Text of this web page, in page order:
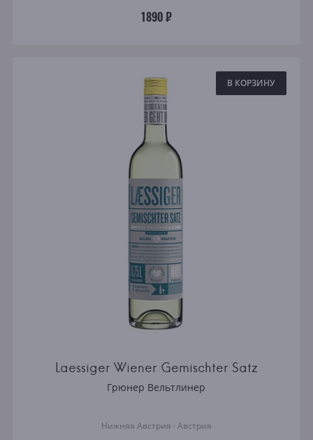
1890 ₽
В КОРЗИНУ
Laessiger Wiener Gemischter Satz
Грюнер Вельтлинер
Нижняя Австрия · Австрия